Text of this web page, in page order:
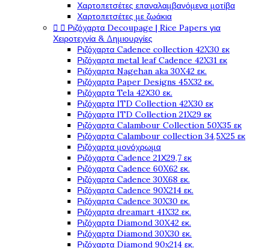
Χαρτοπετσέτες επαναλαμβανόμενα μοτίβα
Χαρτοπετσέτες με ζωάκια
  Ριζόχαρτα Decoupage | Rice Papers για
Χειροτεχνία & Δημιουργίες
Ριζόχαρτα Cadence collection 42X30 εκ
Ριζόχαρτα metal leaf Cadence 42X31 εκ
Ριζόχαρτα Nagehan aka 30X42 εκ.
Ριζόχαρτα Paper Designs 45X32 εκ.
Ριζόχαρτα Tela 42Χ30 εκ.
Ριζόχαρτα ITD Collection 42X30 εκ
Ριζόχαρτα ITD Collection 21X29 εκ
Ριζόχαρτα Calambour Collection 50X35 εκ
Ριζόχαρτα Calambour collection 34,5X25 εκ
Ριζόχαρτα μονόχρωμα
Ριζόχαρτα Cadence 21Χ29,7 εκ
Ριζόχαρτα Cadence 60X62 εκ.
Ριζόχαρτα Cadence 30X68 εκ.
Ριζόχαρτα Cadence 90X214 εκ.
Ριζόχαρτα Cadence 30X30 εκ.
Ριζόχαρτα dreamart 41X32 εκ.
Ριζόχαρτα Diamond 30X42 εκ.
Ριζόχαρτα Diamond 30X30 εκ.
Ριζόχαρτα Diamond 90x214 εκ.